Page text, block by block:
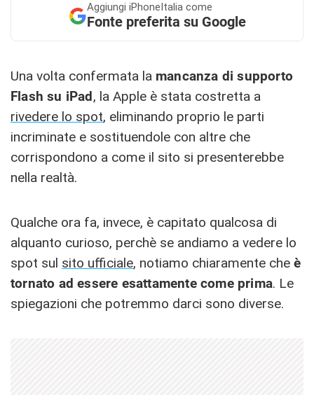
Aggiungi iPhoneItalia come
Fonte preferita su Google
Una volta confermata la mancanza di supporto
Flash su iPad, la Apple è stata costretta a
rivedere lo spot, eliminando proprio le parti
incriminate e sostituendole con altre che
corrispondono a come il sito si presenterebbe
nella realtà.
Qualche ora fa, invece, è capitato qualcosa di
alquanto curioso, perchè se andiamo a vedere lo
spot sul sito ufficiale, notiamo chiaramente che è
tornato ad essere esattamente come prima. Le
spiegazioni che potremmo darci sono diverse.